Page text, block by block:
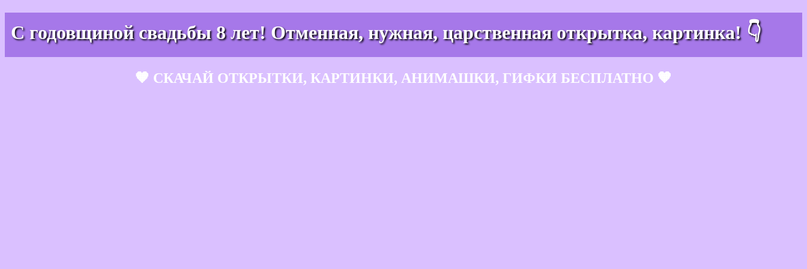
С годовщиной свадьбы 8 лет! Отменная, нужная, царственная открытка, картинка! 👇
🧡 СКАЧАЙ ОТКРЫТКИ, КАРТИНКИ, АНИМАШКИ, ГИФКИ БЕСПЛАТНО 🧡